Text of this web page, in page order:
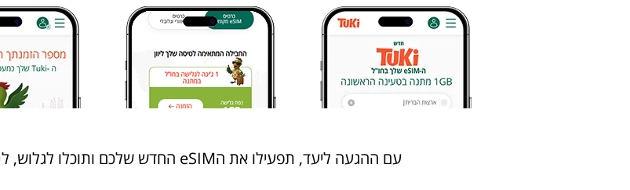
עם ההגעה ליעד, תפעילו את הeSIM החדש שלכם ותוכלו לגלוש, לנווט ולהישאר מחוברים בכל מקום